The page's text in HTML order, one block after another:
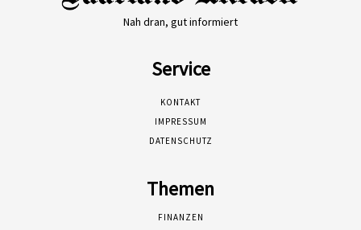
Nah dran, gut informiert
Service
KONTAKT
IMPRESSUM
DATENSCHUTZ
Themen
FINANZEN